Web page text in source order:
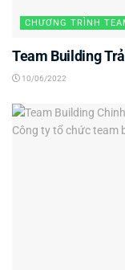
CHƯƠNG TRÌNH
Team Building
10/06/2022